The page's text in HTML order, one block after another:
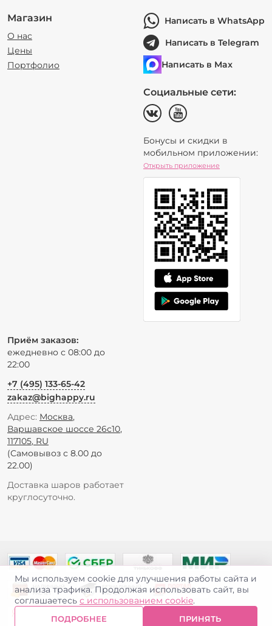
Магазин
О нас
Цены
Портфолио
Написать в WhatsApp
Написать в Telegram
Написать в Max
Социальные сети:
Бонусы и скидки в
мобильном приложении:
Открыть приложение
Приём заказов:
ежедневно с 08:00 до
22:00
+7 (495) 133-65-42
zakaz@bighappy.ru
Адрес: Москва,
Варшавское шоссе 26с10,
117105, RU
(Самовывоз с 8.00 до
22.00)
Доставка шаров работает
круглосуточно.
Мы используем cookie для улучшения работы сайта и
анализа трафика. Продолжая использовать сайт, вы
соглашаетесь с использованием cookie.
ПОДРОБНЕЕ ПРИНЯТЬ